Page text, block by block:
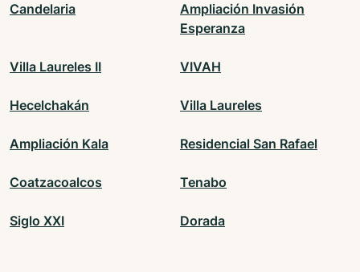
Candelaria
Ampliación Invasión
Esperanza
Villa Laureles II VIVAH
Hecelchakán Villa Laureles
Ampliación Kala Residencial San Rafael
Coatzacoalcos Tenabo
Siglo XXI Dorada